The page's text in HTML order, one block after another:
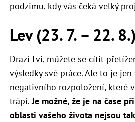
podzimu, kdy vás čeká velký
Lev (23. 7. – 22. 8.)
Drazí Lvi, můžete se cítit
výsledky své práce. Ale to je jen
negativního rozpoložení, které
trápí.Je možné, že je na čase
oblasti vašeho života nejsou